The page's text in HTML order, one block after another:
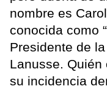
nombre es
conocida como
Presidente de
Lanusse.
su incidencia